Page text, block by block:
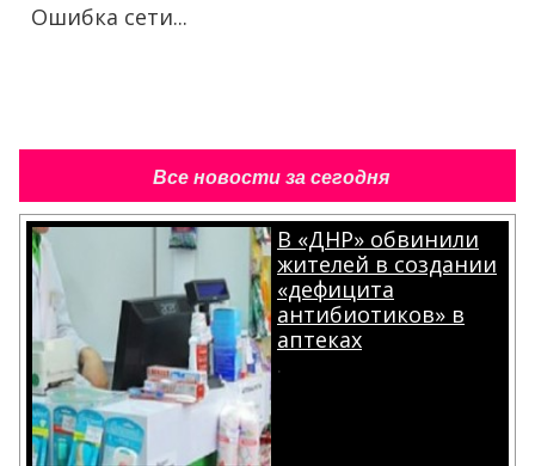
Ошибка сети...
Все новости за сегодня
В «ДНР» обвинили
жителей в создании
«дефицита
антибиотиков» в
аптеках
.